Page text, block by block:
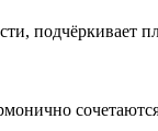
подчёркивает